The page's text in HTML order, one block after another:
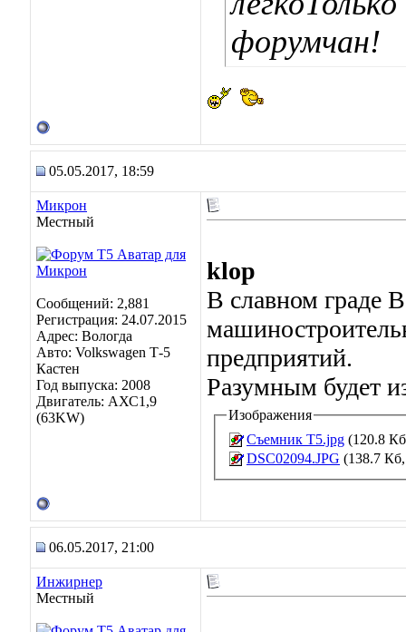
форумчан!
05.05.2017, 18:59
Микрон
Местный
Сообщений: 2,881
Регистрация: 24.07.2015
Адрес: Вологда
Авто: Volkswagen Т-5
Кастен
Год выпуска: 2008
Двигатель: АХС1,9
(63KW)
klop
В славном граде
предприятий.
Разумным будет
Изображения
Съемник Т5.jpg (120.8
DSC02094.JPG (138.7
06.05.2017, 21:00
Инжирнер
Местный